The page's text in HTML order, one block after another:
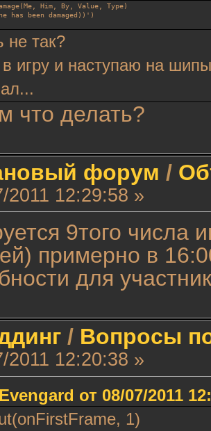
Him, By, Value, Type)
been damaged))')
не так?
игру и наступаю на
что делать?
форум /
2011 12:29:58 »
9того числа
примерно в
для
/ Вопросы
2011 12:20:38 »
от 08/07/2011
1)